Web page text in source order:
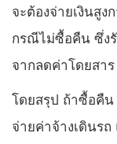
จะต้องจ่ายเงินสู
กรณีไม่ซื้อคืน ซึ่งรั
จากลดค่าโดยสาร
โดยสรุป ถ้าซื้อคืน
จ่ายค่าจ้างเดินร